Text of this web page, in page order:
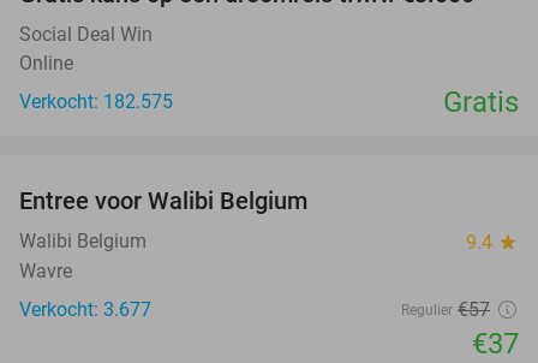
Social Deal Win
Online
Verkocht: 182.575
Gratis
Entree voor Walibi Belgium
Walibi Belgium 9.4 star
Wavre
Verkocht: 3.677
Regulier €57
€37